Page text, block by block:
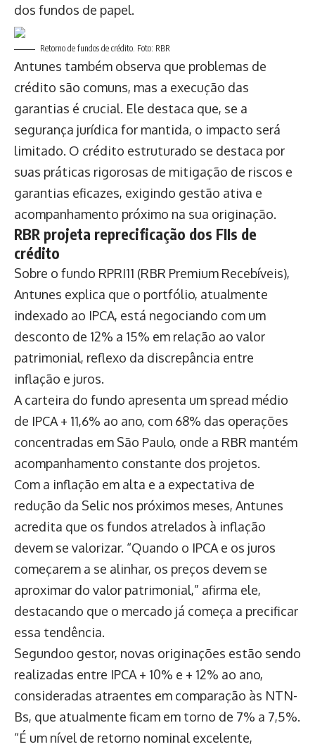
dos fundos de papel.
Retorno de fundos de crédito. Foto: RBR
Antunes também observa que problemas de
crédito são comuns, mas a execução das
garantias é crucial. Ele destaca que, se a
segurança jurídica for mantida, o impacto será
limitado. O crédito estruturado se destaca por
suas práticas rigorosas de mitigação de riscos e
garantias eficazes, exigindo gestão ativa e
acompanhamento próximo na sua originação.
RBR projeta reprecificação dos FIIs de
crédito
Sobre o fundo RPRI11 (RBR Premium Recebíveis),
Antunes explica que o portfólio, atualmente
indexado ao IPCA, está negociando com um
desconto de 12% a 15% em relação ao valor
patrimonial, reflexo da discrepância entre
inflação e juros.
A carteira do fundo apresenta um spread médio
de IPCA + 11,6% ao ano, com 68% das operações
concentradas em São Paulo, onde a RBR mantém
acompanhamento constante dos projetos.
Com a inflação em alta e a expectativa de
redução da Selic nos próximos meses, Antunes
acredita que os fundos atrelados à inflação
devem se valorizar. “Quando o IPCA e os juros
começarem a se alinhar, os preços devem se
aproximar do valor patrimonial,” afirma ele,
destacando que o mercado já começa a precificar
essa tendência.
Segundoo gestor, novas originações estão sendo
realizadas entre IPCA + 10% e + 12% ao ano,
consideradas atraentes em comparação às NTN-
Bs, que atualmente ficam em torno de 7% a 7,5%.
“É um nível de retorno nominal excelente,